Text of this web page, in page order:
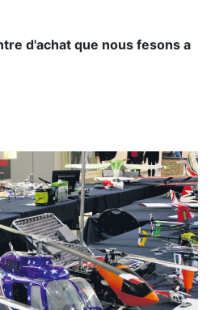
d'achat que nous fesons a